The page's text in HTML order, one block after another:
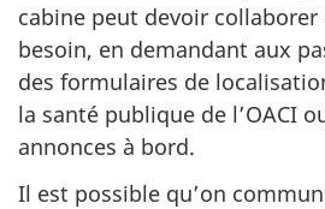
cabine peut devoir collaborer
besoin, en demandant aux
des formulaires de
la santé publique de l’OACI
annonces à bord.
Il est possible qu’on